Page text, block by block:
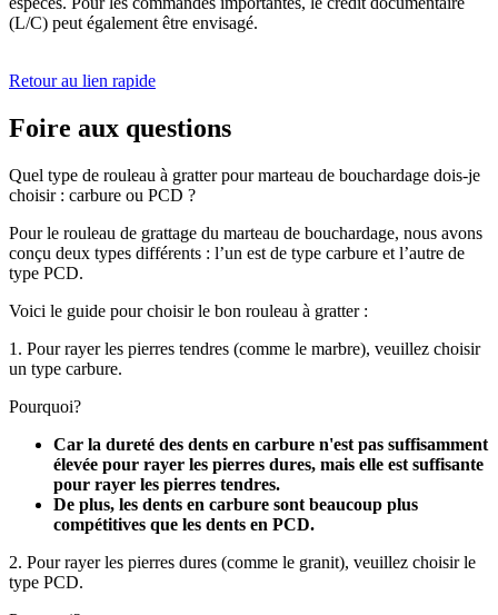
(L/C) peut également être envisagé.
Retour au lien rapide
Foire aux questions
Quel type de rouleau à gratter pour marteau de bouchardage dois-je
choisir : carbure ou PCD ?
Pour le rouleau de grattage du marteau de bouchardage, nous avons
conçu deux types différents : l’un est de type carbure et l’autre de
type PCD.
Voici le guide pour choisir le bon rouleau à gratter :
1. Pour rayer les pierres tendres (comme le marbre), veuillez choisir
un type carbure.
Pourquoi?
Car la dureté des dents en carbure n'est pas suffisamment
élevée pour rayer les pierres dures, mais elle est suffisante
pour rayer les pierres tendres.
De plus, les dents en carbure sont beaucoup plus
compétitives que les dents en PCD.
2. Pour rayer les pierres dures (comme le granit), veuillez choisir le
type PCD.